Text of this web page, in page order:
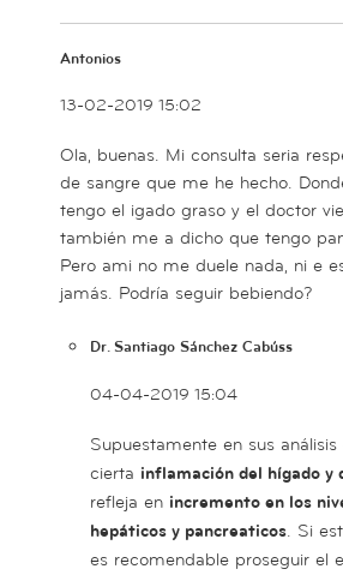
Antonios
13-02-2019 15:02
Ola, buenas. Mi consulta seria
de sangre que me he hecho.
tengo el igado graso y el doctor
también me a dicho que tengo
Pero ami no me duele nada, ni e
jamás. Podría seguir bebiendo?
Dr. Santiago Sánchez Cabúss
04-04-2019 15:04
Supuestamente en sus
cierta inflamación del hígado y
refleja en incremento en los
hepáticos y pancreaticos. Si
es recomendable proseguir el